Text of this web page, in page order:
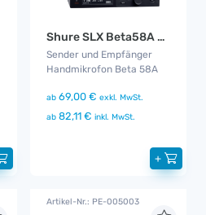
Shure SLX Beta58A Handset
Sender und Empfänger
Handmikrofon Beta 58A
ab 69,00 € exkl. MwSt.
ab 82,11 € inkl. MwSt.
+
Artikel-Nr.: PE-005003